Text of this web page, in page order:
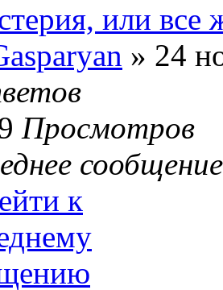
или все
» 24
Просмотров